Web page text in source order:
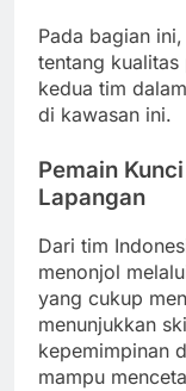
Pada bagian
tentang
kedua tim
di kawasan ini.
Pemain
Lapangan
Dari tim
menonjol
yang cukup
menunjukkan
kepemimpinan
mampu